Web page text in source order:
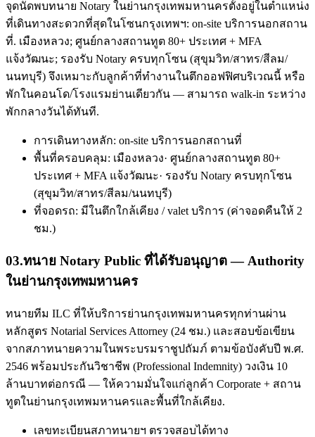
จุดนัดพบทนาย Notary ในย่านกรุงเทพมหานครตั้งอยู่ในตำแหน่ง
ที่เดินทางสะดวกที่สุดในโซนกรุงเทพฯ: on-site บริการนอกสถาน
ที่. เมืองหลวง; ศูนย์กลางสถานทูต 80+ ประเทศ + MFA
แจ้งวัฒนะ; รองรับ Notary ครบทุกโซน (สุขุมวิท/สาทร/สีลม/
นนทบุรี) จึงเหมาะกับลูกค้าที่ทำงานในตึกออฟฟิศบริเวณนี้ หรือ
พักในคอนโด/โรงแรมย่านเดียวกัน — สามารถ walk-in ระหว่าง
พักกลางวันได้ทันที.
การเดินทางหลัก: on-site บริการนอกสถานที่
พื้นที่ครอบคลุม: เมืองหลวง· ศูนย์กลางสถานทูต 80+
ประเทศ + MFA แจ้งวัฒนะ· รองรับ Notary ครบทุกโซน
(สุขุมวิท/สาทร/สีลม/นนทบุรี)
ที่จอดรถ: มีในตึกใกล้เคียง / valet บริการ (ค่าจอดคืนให้ 2
ชม.)
03.ทนาย Notary Public ที่ได้รับอนุญาต — Authority
ในย่านกรุงเทพมหานคร
ทนายทีม ILC ที่ให้บริการย่านกรุงเทพมหานครทุกท่านผ่าน
หลักสูตร Notarial Services Attorney (24 ชม.) และสอบข้อเขียน
จากสภาทนายความในพระบรมราชูปถัมภ์ ตามข้อบังคับปี พ.ศ.
2546 พร้อมประกันวิชาชีพ (Professional Indemnity) วงเงิน 10
ล้านบาทต่อกรณี — ให้ความมั่นใจแก่ลูกค้า Corporate + สถาน
ทูตในย่านกรุงเทพมหานครและพื้นที่ใกล้เคียง.
เลขทะเบียนสภาทนายฯ ตรวจสอบได้ทาง